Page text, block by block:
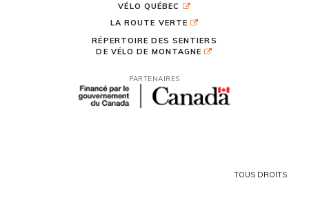
VÉLO QUÉBEC
LA ROUTE VERTE
RÉPERTOIRE DES SENTIERS
DE VÉLO DE MONTAGNE
PARTENAIRES
TOUS DROITS